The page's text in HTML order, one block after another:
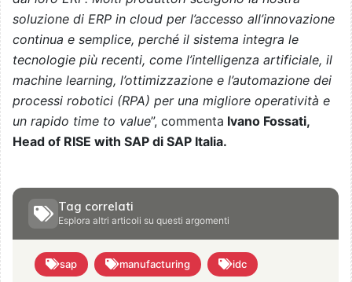
soluzione di ERP in cloud per l’accesso all’innovazione
continua e semplice, perché il sistema integra le
tecnologie più recenti, come l’intelligenza artificiale, il
machine learning, l’ottimizzazione e l’automazione dei
processi robotici (RPA) per una migliore operatività e
un rapido time to value”, commenta Ivano Fossati,
Head of RISE with SAP di SAP Italia.
Tag correlati
Esplora altri articoli su questi argomenti
sap manufacturing idc